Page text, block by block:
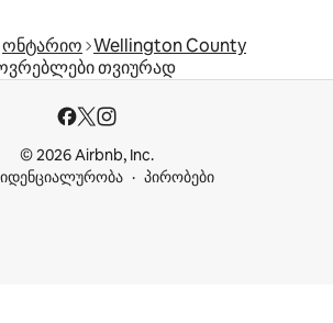
ონტარიო Wellington County
თვიურად
© 2026 Airbnb, Inc.
პირობები